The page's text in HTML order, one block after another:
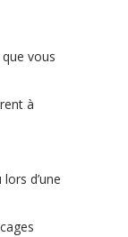
vous
à
d’une